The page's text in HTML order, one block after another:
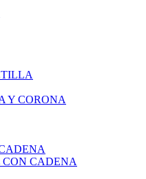
Y CORONA
CADENA